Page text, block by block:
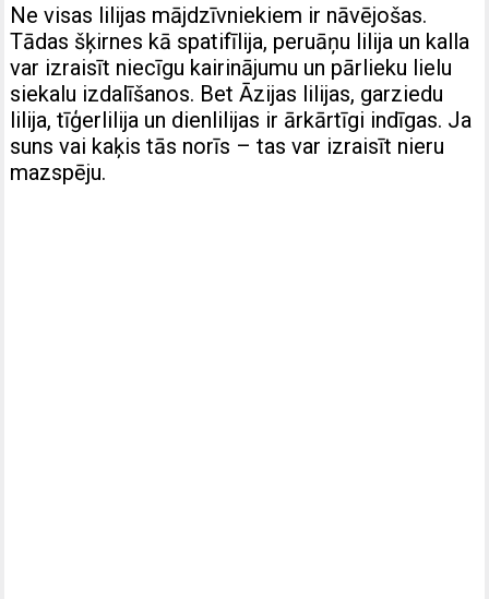
Ne visas lilijas mājdzīvniekiem ir nāvējošas.
Tādas šķirnes kā spatifīlija, peruāņu lilija un kalla
var izraisīt niecīgu kairinājumu un pārlieku lielu
siekalu izdalīšanos. Bet Āzijas lilijas, garziedu
lilija, tīģerlilija un dienlilijas ir ārkārtīgi indīgas. Ja
suns vai kaķis tās norīs – tas var izraisīt nieru
mazspēju.